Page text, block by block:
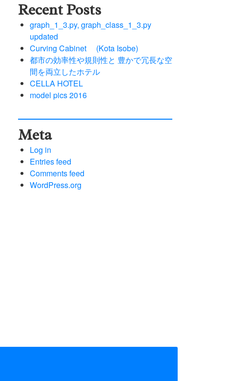
Recent Posts
graph_1_3.py, graph_class_1_3.py
updated
Curving Cabinet (Kota Isobe)
都市の効率性や規則性と 豊かで冗長な空
間を両立したホテル
CELLA HOTEL
model pics 2016
Meta
Log in
Entries feed
Comments feed
WordPress.org